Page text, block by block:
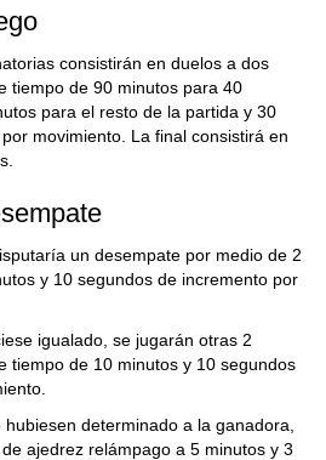
consistirán en duelos a dos
tiempo de 90 minutos para 40
para el resto de la partida y 30
movimiento. La final consistirá en
un desempate por medio de 2
y 10 segundos de incremento por
igualado, se jugarán otras 2
tiempo de 10 minutos y 10 segundos
determinado a la ganadora,
ajedrez relámpago a 5 minutos y 3